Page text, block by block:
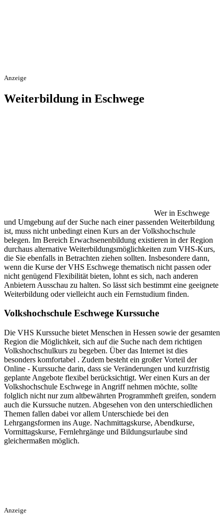
Anzeige
Weiterbildung in Eschwege
Wer in Eschwege
und Umgebung auf der Suche nach einer passenden Weiterbildung
ist, muss nicht unbedingt einen Kurs an der Volkshochschule
belegen. Im Bereich Erwachsenenbildung existieren in der Region
durchaus alternative Weiterbildungsmöglichkeiten zum VHS-Kurs,
die Sie ebenfalls in Betrachten ziehen sollten. Insbesondere dann,
wenn die Kurse der VHS Eschwege thematisch nicht passen oder
nicht genügend Flexibilität bieten, lohnt es sich, nach anderen
Anbietern Ausschau zu halten. So lässt sich bestimmt eine geeignete
Weiterbildung oder vielleicht auch ein Fernstudium finden.
Volkshochschule Eschwege Kurssuche
Die VHS Kurssuche bietet Menschen in Hessen sowie der gesamten
Region die Möglichkeit, sich auf die Suche nach dem richtigen
Volkshochschulkurs zu begeben. Über das Internet ist dies
besonders komfortabel . Zudem besteht ein großer Vorteil der
Online - Kurssuche darin, dass sie Veränderungen und kurzfristig
geplante Angebote flexibel berücksichtigt. Wer einen Kurs an der
Volkshochschule Eschwege in Angriff nehmen möchte, sollte
folglich nicht nur zum altbewährten Programmheft greifen, sondern
auch die Kurssuche nutzen. Abgesehen von den unterschiedlichen
Themen fallen dabei vor allem Unterschiede bei den
Lehrgangsformen ins Auge. Nachmittagskurse, Abendkurse,
Vormittagskurse, Fernlehrgänge und Bildungsurlaube sind
gleichermaßen möglich.
Anzeige